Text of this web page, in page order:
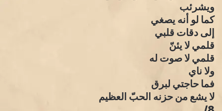
ويشرئب
كما لو أنه يصغي
إلى دقات قلبي
قلمي لا يئنّ
قلمي لا صوت له
ولا ناي
فما حاجتي لبرق
لا يشع من حزنه الحبّ العظيم